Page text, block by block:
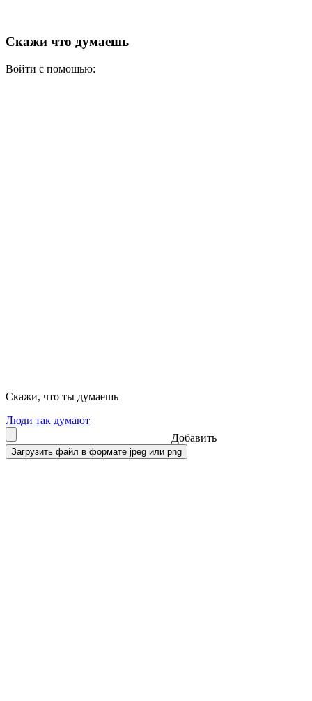
Скажи что думаешь
Войти с помощью:
Скажи, что ты думаешь
Люди так думают
Добавить